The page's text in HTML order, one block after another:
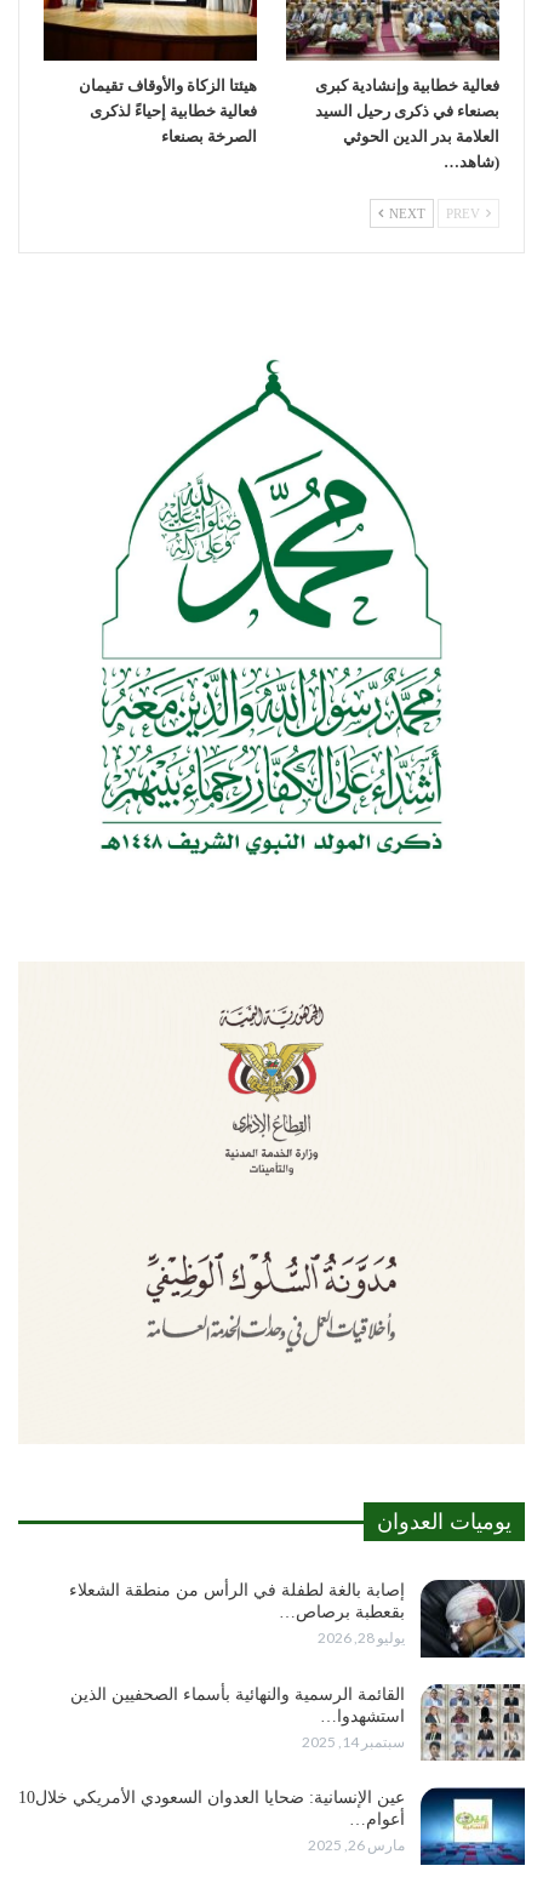
فعالية خطابية وإنشادية كبرى
بصنعاء في ذكرى رحيل السيد
العلامة بدر الدين الحوثي
(شاهد…
هيئتا الزكاة والأوقاف تقيمان
فعالية خطابية إحياءً لذكرى
الصرخة بصنعاء
NEXT
يوميات العدوان
إصابة بالغة لطفلة في الرأس من منطقة الشعلاء
بقعطبة برصاص…
يوليو 28, 2026
القائمة الرسمية والنهائية بأسماء الصحفيين الذين
استشهدوا…
سبتمبر 14, 2025
عين الإنسانية: ضحايا العدوان السعودي الأمريكي خلال10
أعوام…
مارس 26, 2025